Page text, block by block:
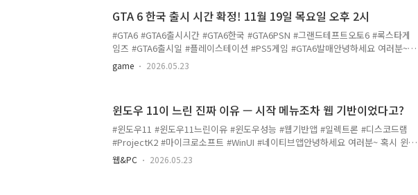
12월 31일부로 아날로그 방송이 완전히 종료되고, 디지털 방송으로 전환됐어요.
그러면서 디지털TV 채널도 각 지역별로 새롭게 재배치가 됐어요.🤔 가상 채널
vs 물리적 채널, 뭐가 다른 거예요?여기서 헷갈리는 분들 많으실 것 같아서 짚고
넘어갈게요.우리가 TV에서 흔히 보는 채널 번호 있잖아요. 6-1 ..
GTA 6 한국 출시 시간 확정! 11월 19일 목요일 오후 2시
#GTA6 #GTA6출시시간 #GTA6한국 #GTA6PSN #그랜드테프트오토6 #록스타게
임즈 #GTA6출시일 #플레이스테이션 #PS5게임 #GTA6발매안녕하세요 여러분~
GTA 6 기다리시는 분들 엄청 많으시죠? 드디어 한국 PSN 스토어 출시 시간이
확정됐어요!🕑 GTA 6 한국 출시 시간 확정📅 날짜 : 2026년 11월 19일 목요일 ⏰
아쉬울 수 있겠는데요 ㅋㅋ 그래도 새벽에 잠 못 자고 기다리는 것보단 나을 수
도 있어요 😅🌍 해외 출시 시간은 어떻게 되나요?한국이 GMT+9 기준 오후 2시
라면 역산하면 이래요.미국 동부(..
game 2026.05.23
윈도우 11이 느린 진짜 이유 — 시작 메뉴조차 웹 기반이었다고?
#윈도우11 #윈도우11느린이유 #윈도우성능 #웹기반앱 #일렉트론 #디스코드램
#ProjectK2 #마이크로소프트 #WinUI #네이티브앱안녕하세요 여러분~ 혹시 윈
도우 11 쓰면서 "왜 이렇게 무겁지?" 싶었던 적 있으세요? 저만 그런 게 아니었
어요 ㅋㅋ오늘은 윈도우 11이 왜 여전히 느린지, 그리고 마이크로소프트가 이 문
웹&PC 2026.05.23